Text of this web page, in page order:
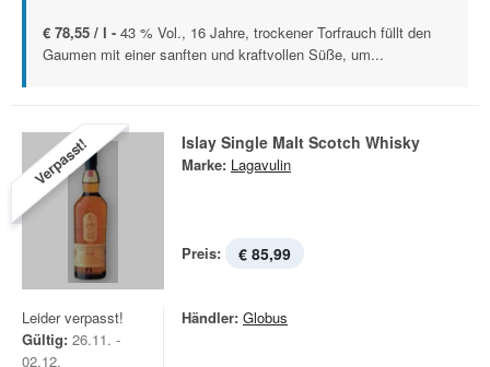
€ 78,55 / l - 43 % Vol., 16 Jahre, trockener Torfrauch füllt den
Gaumen mit einer sanften und kraftvollen Süße, um...
Verpasst! Islay Single Malt Scotch Whisky
Marke: Lagavulin
Preis: € 85,99
Leider verpasst!
Gültig: 26.11. -
02.12.
Händler: Globus